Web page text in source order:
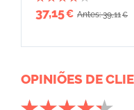
37,15€ Antes: 39,11€
OPINIÕES DE